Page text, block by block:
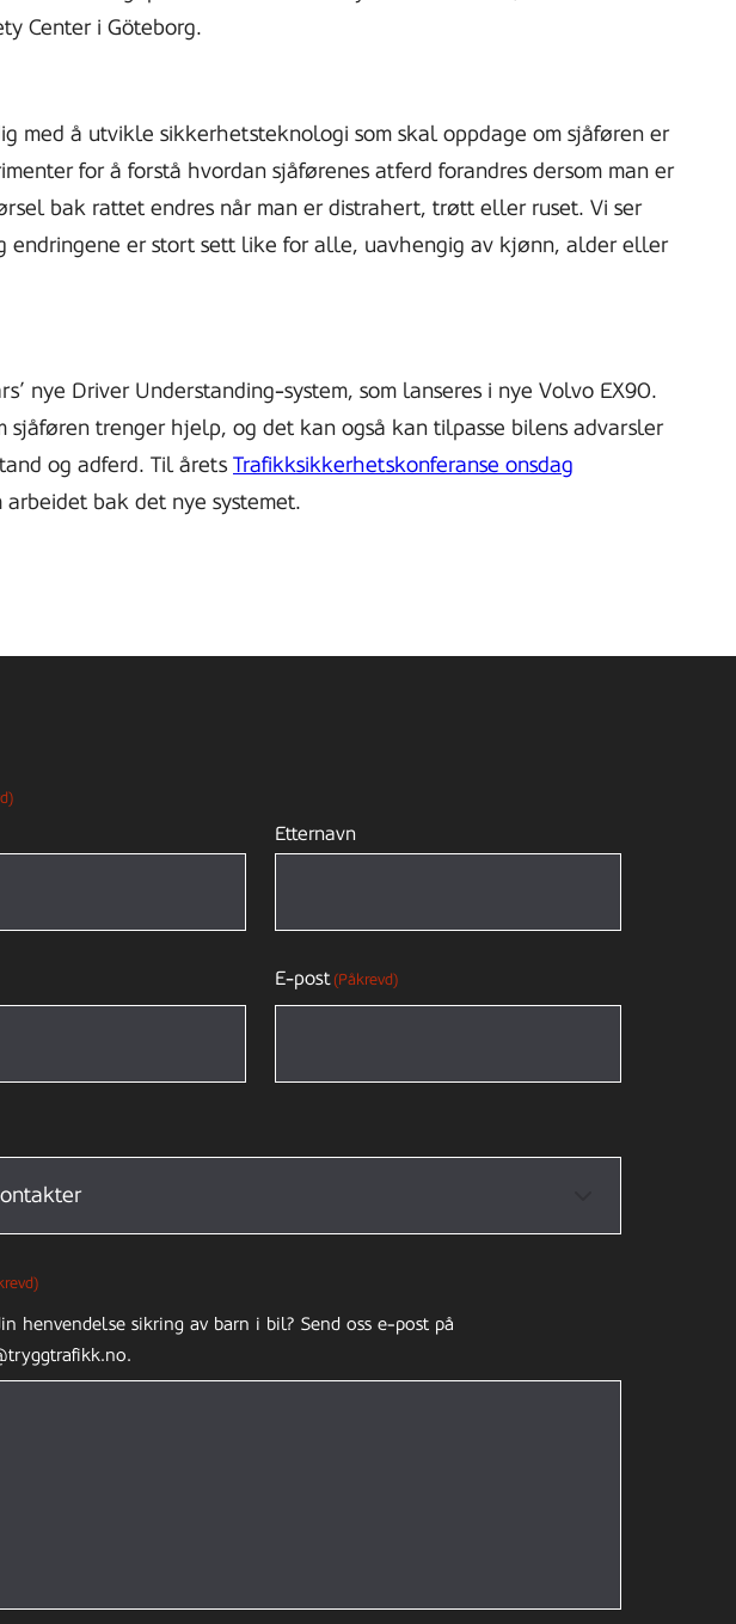
Center i Göteborg.
med å utvikle sikkerhetsteknologi som skal oppdage om sjåføren er
for å forstå hvordan sjåførenes atferd forandres dersom man er
bak rattet endres når man er distrahert, trøtt eller ruset. Vi ser
endringene er stort sett like for alle, uavhengig av kjønn, alder eller
nye Driver Understanding-system, som lanseres i nye Volvo EX90.
trenger hjelp, og det kan også kan tilpasse bilens advarsler
og adferd. Til årets Trafikksikkerhetskonferanse onsdag
bak det nye systemet.
Etternavn
E-post (Påkrevd)
henvendelse sikring av barn i bil? Send oss e-post på